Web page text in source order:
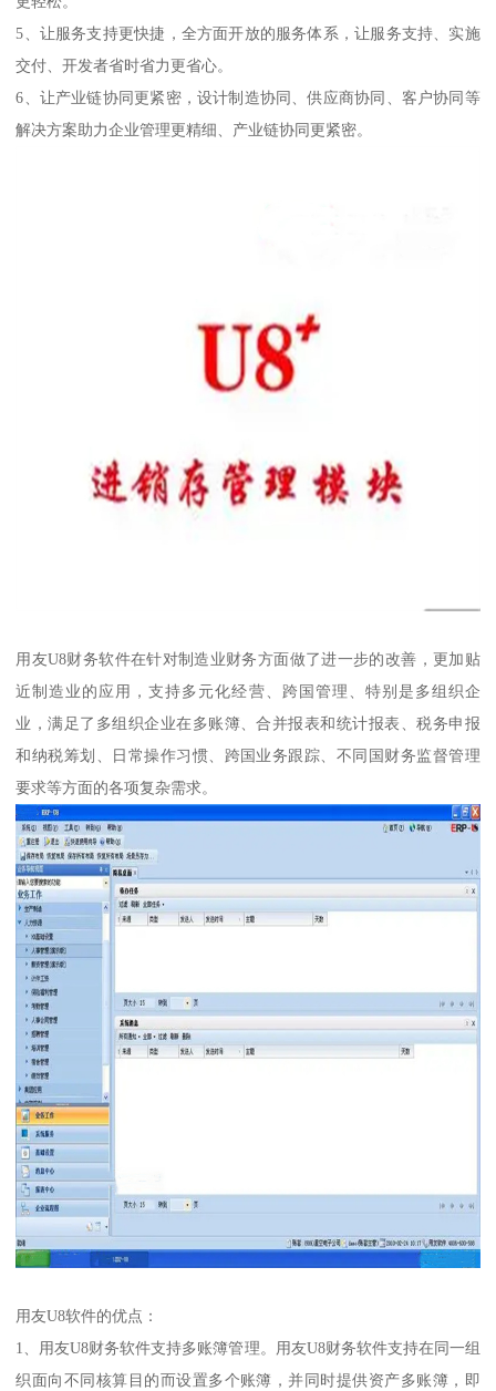
5、让服务支持更快捷，全方面开放的服务体系，让服务支持、实施
交付、开发者省时省力更省心。
6、让产业链协同更紧密，设计制造协同、供应商协同、客户协同等
解决方案助力企业管理更精细、产业链协同更紧密。
用友U8财务软件在针对制造业财务方面做了进一步的改善，更加贴
近制造业的应用，支持多元化经营、跨国管理、特别是多组织企
业，满足了多组织企业在多账簿、合并报表和统计报表、税务申报
和纳税筹划、日常操作习惯、跨国业务跟踪、不同国财务监督管理
要求等方面的各项复杂需求。
用友U8软件的优点：
1、用友U8财务软件支持多账簿管理。用友U8财务软件支持在同一组
织面向不同核算目的而设置多个账簿，并同时提供资产多账簿，即